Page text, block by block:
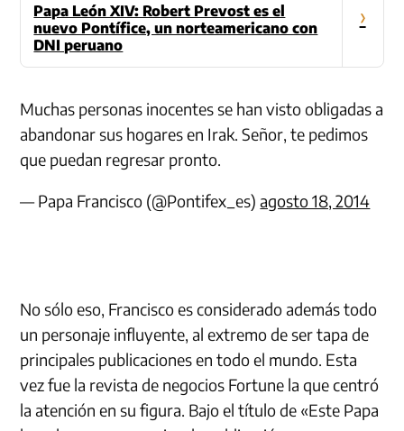
Papa León XIV: Robert Prevost es el
nuevo Pontífice, un norteamericano con
DNI peruano
›
Muchas personas inocentes se han visto obligadas a
abandonar sus hogares en Irak. Señor, te pedimos
que puedan regresar pronto.
— Papa Francisco (@Pontifex_es)agosto 18, 2014
No sólo eso, Francisco es considerado además todo
un personaje influyente, al extremo de ser tapa de
principales publicaciones en todo el mundo. Esta
vez fue la revista de negocios Fortune la que centró
la atención en su figura. Bajo el título de «Este Papa